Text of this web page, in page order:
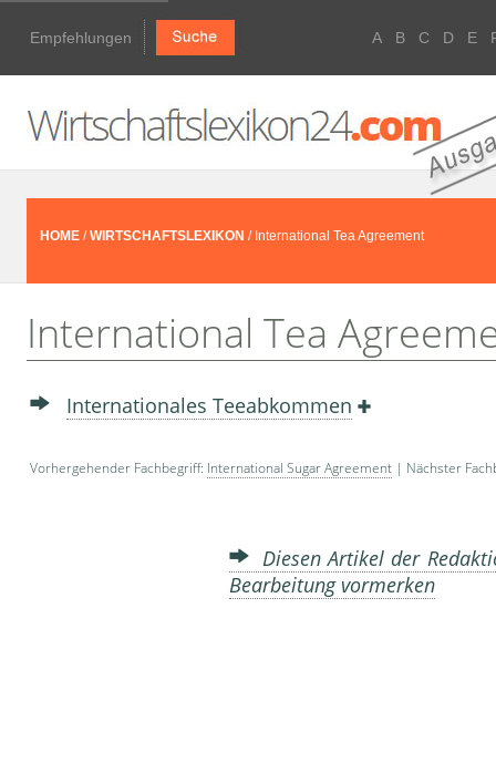
Empfehlungen A B C D E
HOME /WIRTSCHAFTSLEXIKON / International Tea Agreement
International Tea
Internationales Teeabkommen
Vorhergehender Fachbegriff: International Sugar Agreement | Nächster
Diesen Artikel der
Bearbeitung vormerken